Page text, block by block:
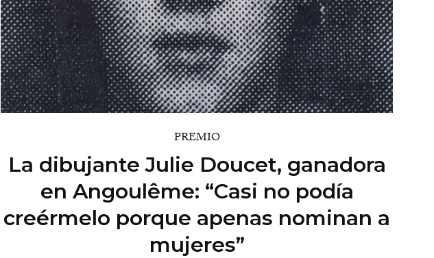
PREMIO
La dibujante Julie Doucet, ganadora
en Angoulême: “Casi no podía
creérmelo porque apenas nominan a
mujeres”